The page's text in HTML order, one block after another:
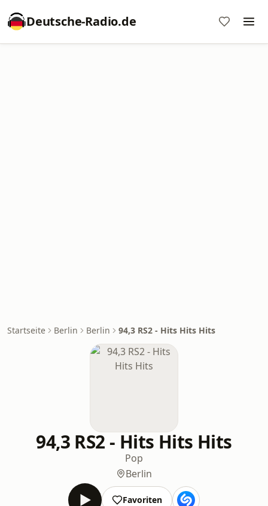
Deutsche-Radio.de
Startseite Berlin Berlin 94,3 RS2 - Hits Hits Hits
94,3 RS2 - Hits Hits Hits
Pop
Berlin
Favoriten